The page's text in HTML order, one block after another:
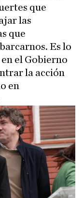
que
las
que
Es lo
el Gobierno
la acción
en